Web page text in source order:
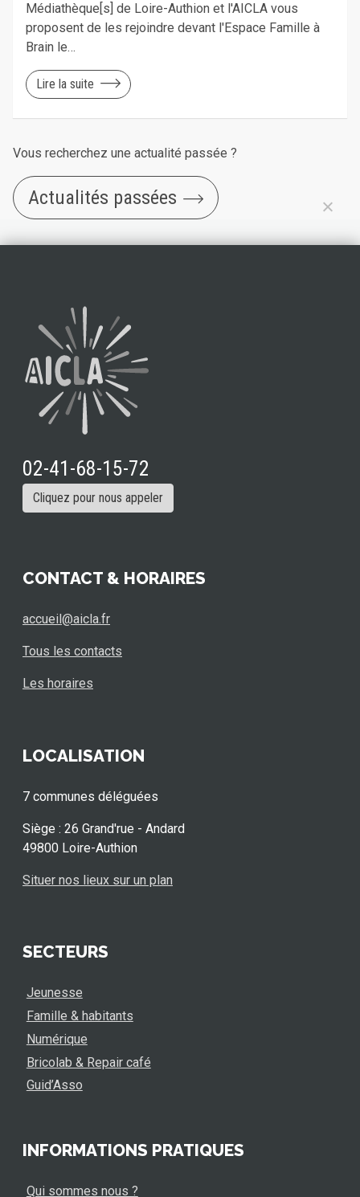
Médiathèque[s] de Loire-Authion et l'AICLA vous
proposent de les rejoindre devant l'Espace Famille à
Brain le…
Lire la suite
Vous recherchez une actualité passée ?
Actualités passées
02-41-68-15-72
Cliquez pour nous appeler
CONTACT & HORAIRES
accueil@aicla.fr
Tous les contacts
Les horaires
LOCALISATION
7 communes déléguées
Siège : 26 Grand'rue - Andard
49800 Loire-Authion
Situer nos lieux sur un plan
SECTEURS
Jeunesse
Famille & habitants
Numérique
Bricolab & Repair café
Guid’Asso
INFORMATIONS PRATIQUES
Qui sommes nous ?